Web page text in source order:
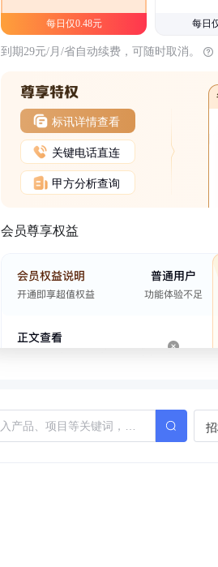
每日仅0.48元 每日
到期29元/月/省自动续费，可随时取消。
标讯详情查看
关键电话直连
甲方分析查询
会员尊享权益